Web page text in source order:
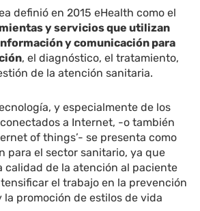
definió en 2015 eHealth como el
y servicios que utilizan
y comunicación para
, el diagnóstico, el tratamiento,
de la atención sanitaria.
y especialmente de los
a Internet, -o también
of things’- se presenta como
para el sector sanitario, ya que
calidad de la atención al paciente
el trabajo en la prevención
la promoción de estilos de vida